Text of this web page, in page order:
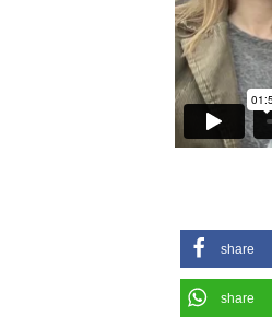
share
share